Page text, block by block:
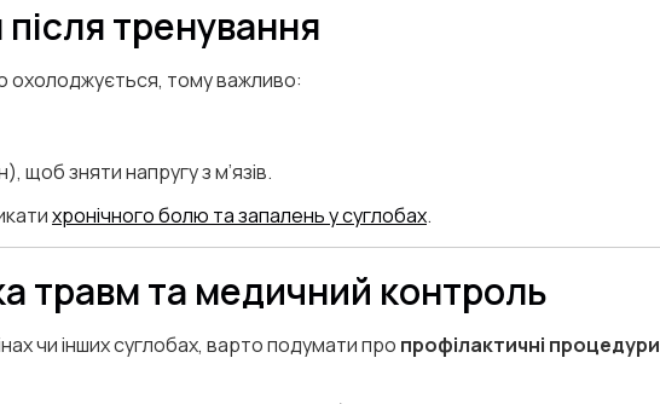
тренування
охолоджується, тому важливо:
щоб зняти напругу з м’язів.
хронічного болю та запалень у суглобах.
травм та медичний контроль
чи інших суглобах, варто подумати про профілактичні процедури